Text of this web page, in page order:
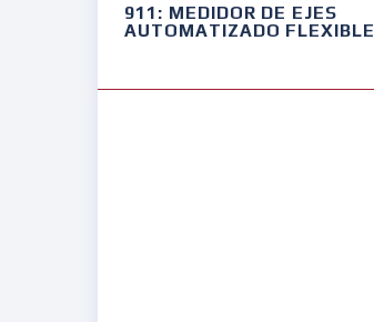
911: MEDIDOR DE EJES
AUTOMATIZADO FLEXIBLE